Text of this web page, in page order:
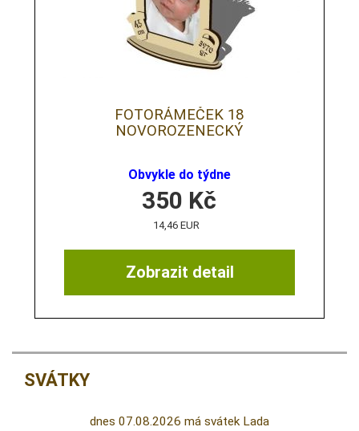
FOTORÁMEČEK 18
NOVOROZENECKÝ
Obvykle do týdne
Zobrazit detail
350 Kč
14,46 EUR
SVÁTKY
dnes 07.08.2026 má svátek Lada